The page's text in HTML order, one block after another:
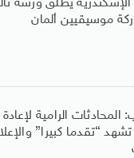
الإسكندرية يطلق ورشة
موسيقيين ألمان
المحادثات الرامية
“تقدما كبيرا”